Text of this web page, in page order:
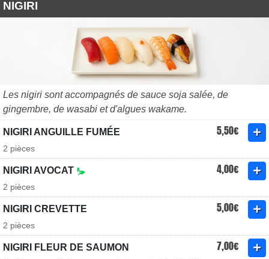
NIGIRI
Les nigiri sont accompagnés de sauce soja salée, de
gingembre, de wasabi et d'algues wakame.
NIGIRI ANGUILLE FUMÉE 5,50€
2 pièces
NIGIRI AVOCAT 4,00€
2 pièces
NIGIRI CREVETTE 5,00€
2 pièces
NIGIRI FLEUR DE SAUMON 7,00€